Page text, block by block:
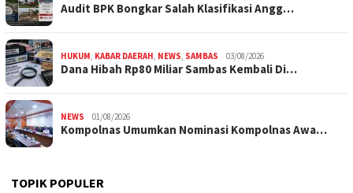
Audit BPK Bongkar Salah Klasifikasi Angg…
HUKUM, KABAR DAERAH, NEWS, SAMBAS 03/08/2026
Dana Hibah Rp80 Miliar Sambas Kembali Di…
NEWS 01/08/2026
Kompolnas Umumkan Nominasi Kompolnas Awa…
TOPIK POPULER